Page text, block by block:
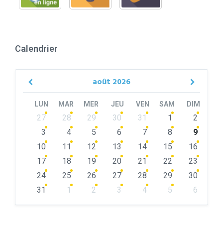
Calendrier
août 2026
Previous
LUN MAR MER JEU VEN SAM DIM
Skip
calendar
27 28 29 30 31 1
2
3
4 5 6 7 8
9
10
11 12 13 14 15
16
17
18 19 20 21 22
23
24
25 26 27 28 29
30
31
1 2 3 4 5
6